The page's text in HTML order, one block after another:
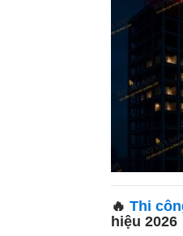
🔥 Thi
hiệu 2026